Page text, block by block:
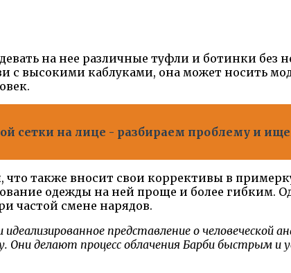
на нее различные туфли и ботинки без
с высокими каблуками, она может носить
сетки на лице - разбираем проблему и
, что также вносит свои коррективы в
одежды на ней проще и более гибким.
частой смене нарядов.
представление о
Они делают процесс облачения Барби быстрым